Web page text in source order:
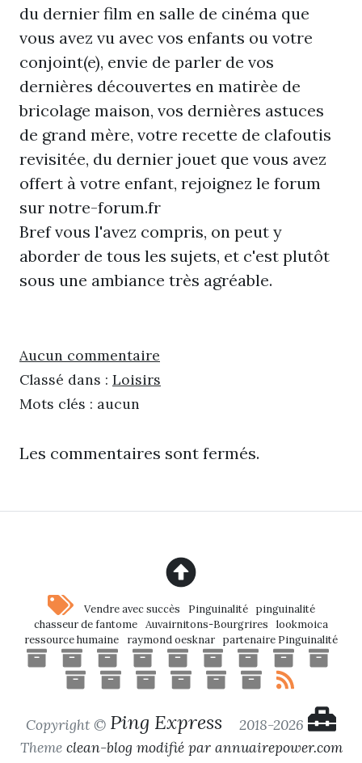
du dernier film en salle de cinéma que
vous avez vu avec vos enfants ou votre
conjoint(e), envie de parler de vos
dernières découvertes en matirèe de
bricolage maison, vos dernières astuces
de grand mère, votre recette de clafoutis
revisitée, du dernier jouet que vous avez
offert à votre enfant, rejoignez le forum
sur notre-forum.fr
Bref vous l'avez compris, on peut y
aborder de tous les sujets, et c'est plutôt
sous une ambiance très agréable.
Aucun commentaire
Classé dans : Loisirs
Mots clés : aucun
Les commentaires sont fermés.
Vendre avec succès Pinguinalité
pinguinalité
chasseur de fantome Auvairnitons-Bourgrires
lookmoica
ressource humaine
raymond oesknar partenaire Pinguinalité
Copyright © Ping Express
2018-2026
Theme clean-blog modifié par annuairepower.com